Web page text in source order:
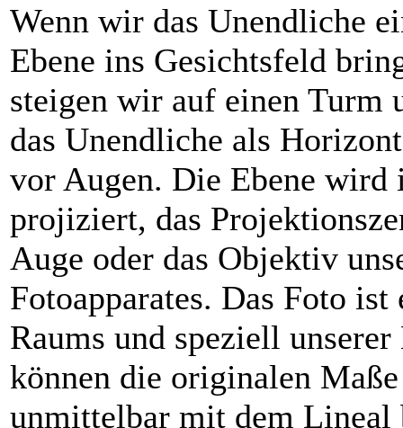
Wenn wir das Unendliche
Ebene ins Gesichtsfeld
steigen wir auf einen Turm
das Unendliche als
vor Augen. Die Ebene wird
projiziert, das
Auge oder das Objektiv
Fotoapparates. Das Foto ist
Raums und speziell
können die originalen
unmittelbar mit dem Lineal